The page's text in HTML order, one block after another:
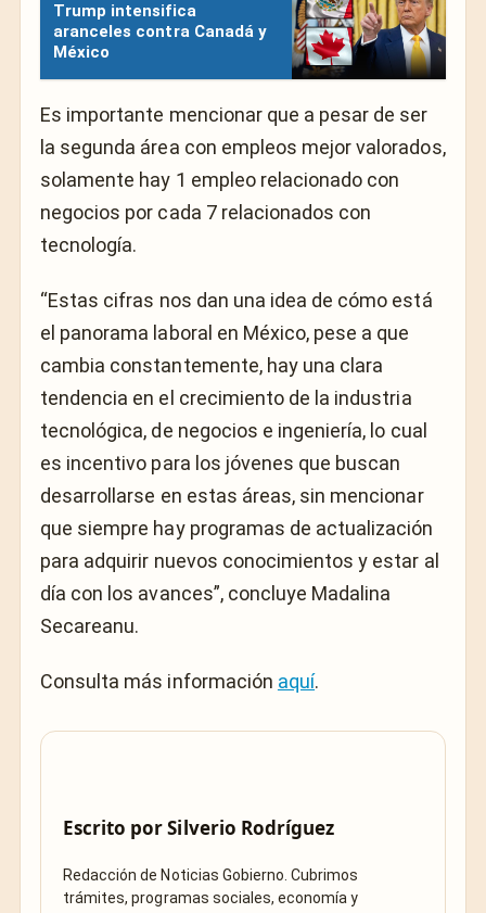
Trump intensifica
aranceles contra Canadá y
México
Es importante mencionar que a pesar de ser
la segunda área con empleos mejor valorados,
solamente hay 1 empleo relacionado con
negocios por cada 7 relacionados con
tecnología.
“Estas cifras nos dan una idea de cómo está
el panorama laboral en México, pese a que
cambia constantemente, hay una clara
tendencia en el crecimiento de la industria
tecnológica, de negocios e ingeniería, lo cual
es incentivo para los jóvenes que buscan
desarrollarse en estas áreas, sin mencionar
que siempre hay programas de actualización
para adquirir nuevos conocimientos y estar al
día con los avances”, concluye Madalina
Secareanu.
Consulta más información aquí.
Escrito porSilverio Rodríguez
Redacción de Noticias Gobierno. Cubrimos
trámites, programas sociales, economía y